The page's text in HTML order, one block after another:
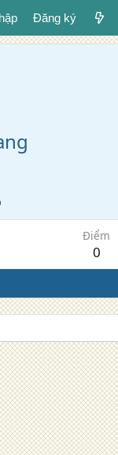
Đăng ký
Điểm
0